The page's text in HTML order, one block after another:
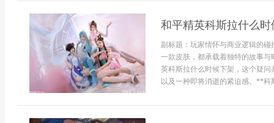
和平精英科斯拉什么
副标题：玩家情怀与商业逻辑的
一款皮肤，都承载着独特的故事
英科斯拉什么时候下架，这个疑
以及一种即将消逝的紧迫感。**科